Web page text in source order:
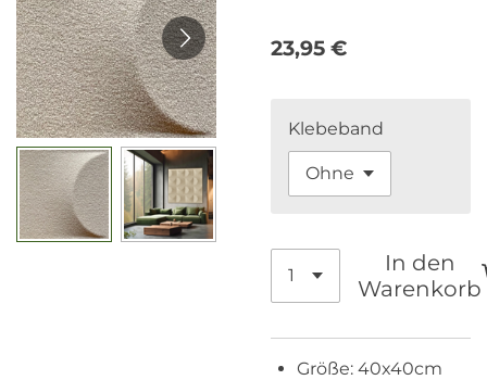
23,95 €
Klebeband
In den
Warenkorb
Größe: 40x40cm